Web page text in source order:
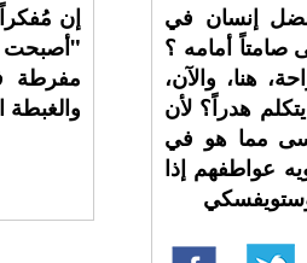
إن
"أصبحت
مفرطة
إنسان في
صامتاً أمامه ؟
هنا، والآن،
هدراً؟ لأن
مما هو في
عواطفهم إذا